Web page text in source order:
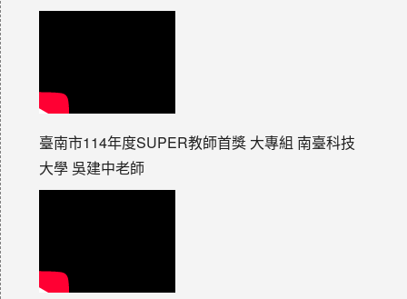
臺南市114年度SUPER教師首獎 大專組 南臺科技
大學 吳建中老師